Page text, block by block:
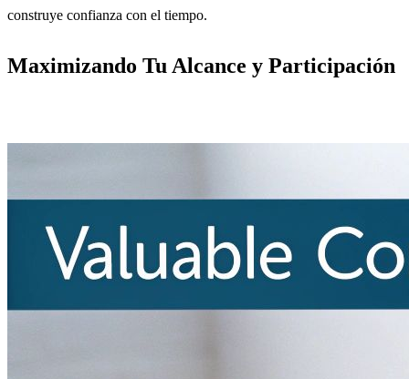
construye confianza con el tiempo.
Maximizando Tu Alcance y Participación